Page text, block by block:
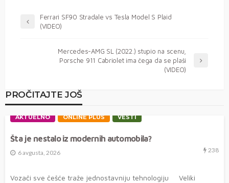
Ferrari SF90 Stradale vs Tesla Model S Plaid
(VIDEO)
Mercedes-AMG SL (2022.) stupio na scenu,
Porsche 911 Cabriolet ima čega da se plaši
(VIDEO)
PROČITAJTE JOŠ
AKTUELNO ONLINE PLUS VESTI
Šta je nestalo iz modernih automobila?
6 avgusta, 2026 238
Vozači sve češće traže jednostavniju tehnologiju Veliki